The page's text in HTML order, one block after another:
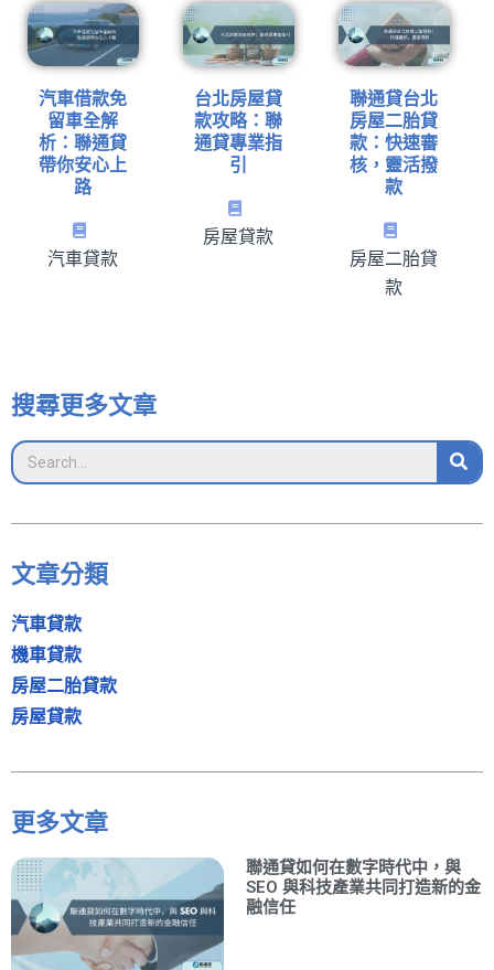
汽車借款免
留車全解
析：聯通貸
帶你安心上
路
汽車貸款
台北房屋貸
款攻略：聯
通貸專業指
引
房屋貸款
聯通貸台北
房屋二胎貸
款：快速審
核，靈活撥
款
房屋二胎貸
款
搜尋更多文章
文章分類
汽車貸款
機車貸款
房屋二胎貸款
房屋貸款
更多文章
聯通貸如何在數字時代中，與
SEO 與科技產業共同打造新的金
融信任